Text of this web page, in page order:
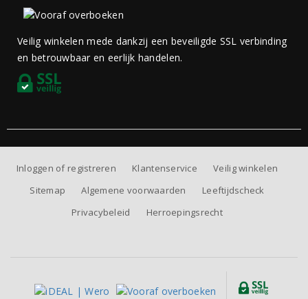
Veilig winkelen mede dankzij een beveiligde SSL verbinding
en betrouwbaar en eerlijk handelen.
Inloggen of registreren Klantenservice
Veilig winkelen
Sitemap
Algemene voorwaarden
Leeftijdscheck
Privacybeleid
Herroepingsrecht